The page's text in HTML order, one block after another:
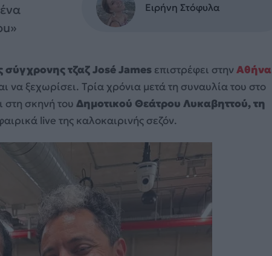
Ειρήνη Στόφυλα
σύγχρονης τζαζJosé James επιστρέφει στηνΑθήνα
να ξεχωρίσει. Τρία χρόνια μετά τη συναυλία του στο
στη σκηνή του Δημοτικού Θεάτρου Λυκαβηττού, τη
live της καλοκαιρινής σεζόν.